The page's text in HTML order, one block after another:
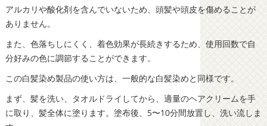
アルカリや酸化剤を含んでいないため、頭髪や頭皮を傷めることが
ありません。
また、色落ちしにくく、着色効果が長続きするため、使用回数で自
分好みの色に調節することができます。
この白髪染め製品の使い方は、一般的な白髪染めと同様です。
まず、髪を洗い、タオルドライしてから、適量のヘアクリームを手
に取り、髪全体に塗ります。塗布後、5〜10分間放置し、洗い流しま